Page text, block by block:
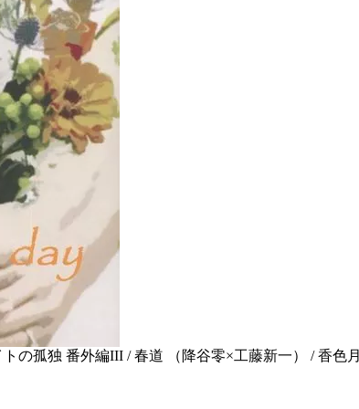
の孤独 番外編III / 春道 （降谷零×工藤新一） / 香色月